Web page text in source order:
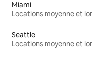
Miami
Seattle